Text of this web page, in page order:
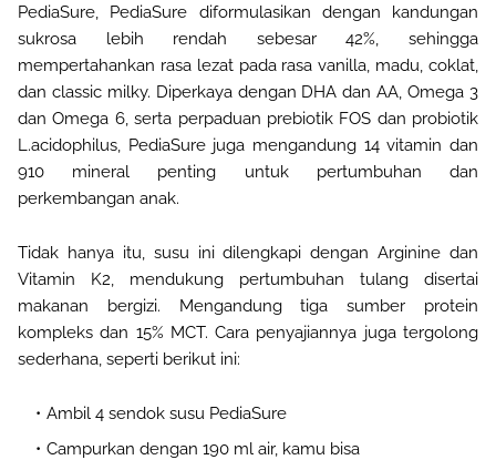
PediaSure, PediaSure diformulasikan dengan kandungan
sukrosa lebih rendah sebesar 42%, sehingga
mempertahankan rasa lezat pada rasa vanilla, madu, coklat,
dan classic milky. Diperkaya dengan DHA dan AA, Omega 3
dan Omega 6, serta perpaduan prebiotik FOS dan probiotik
L.acidophilus, PediaSure juga mengandung 14 vitamin dan
910 mineral penting untuk pertumbuhan dan
perkembangan anak.
Tidak hanya itu, susu ini dilengkapi dengan Arginine dan
Vitamin K2, mendukung pertumbuhan tulang disertai
makanan bergizi. Mengandung tiga sumber protein
kompleks dan 15% MCT. Cara penyajiannya juga tergolong
sederhana, seperti berikut ini:
Ambil 4 sendok susu PediaSure
Campurkan dengan 190 ml air, kamu bisa